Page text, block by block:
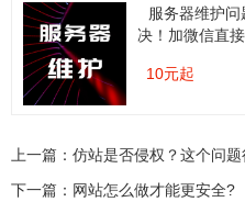
服务器维护
决！加微信直接
10元起
上一篇： 仿站是否侵权？这个问
下一篇： 网站怎么做才能更安全?